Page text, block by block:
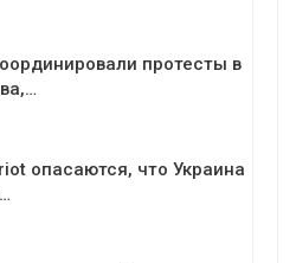
протесты в
опасаются, что Украина